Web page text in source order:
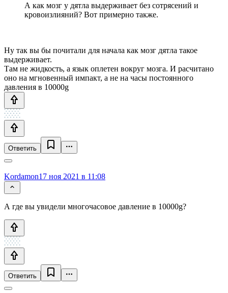
А как мозг у дятла выдерживает без сотрясений и
кровоизлияний? Вот примерно также.
Ну так вы бы почитали для начала как мозг дятла такое
выдерживает.
Там не жидкость, а язык оплетен вокруг мозга. И расчитано
оно на мгновенный импакт, а не на часы постоянного
давления в 10000g
Ответить
Kordamon17 ноя 2021 в 11:08
А где вы увидели многочасовое давление в 10000g?
Ответить